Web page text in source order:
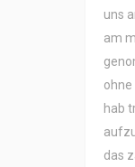
uns
am
ohne
hab
das